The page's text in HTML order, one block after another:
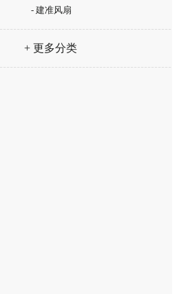
- 建准风扇
+ 更多分类